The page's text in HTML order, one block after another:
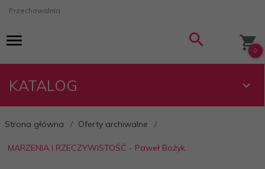
Przechowalnia
0
KATALOG
Strona główna Oferty archiwalne
MARZENIA I RZECZYWISTOŚĆ - Paweł Bożyk